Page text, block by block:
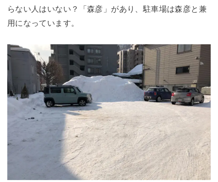
らない人はいない？「森彦」があり、駐車場は森彦と兼
用になっています。